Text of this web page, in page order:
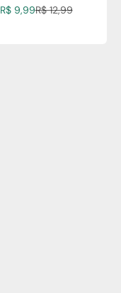
Preço promocional
R$ 9,99Preço normal
R$ 12,99